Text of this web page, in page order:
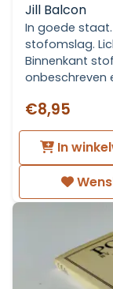
Jill Balcon
In goede
stofomslag.
Binnenkant
onbeschreven
€8,95
In